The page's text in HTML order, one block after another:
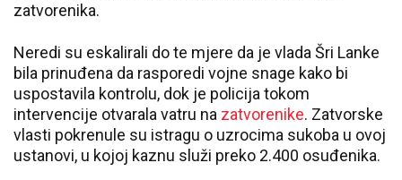
zatvorenika.
Neredi su eskalirali do te mjere da je vlada Šri Lanke
bila prinuđena da rasporedi vojne snage kako bi
uspostavila kontrolu, dok je policija tokom
intervencije otvarala vatru na zatvorenike. Zatvorske
vlasti pokrenule su istragu o uzrocima sukoba u ovoj
ustanovi, u kojoj kaznu služi preko 2.400 osuđenika.